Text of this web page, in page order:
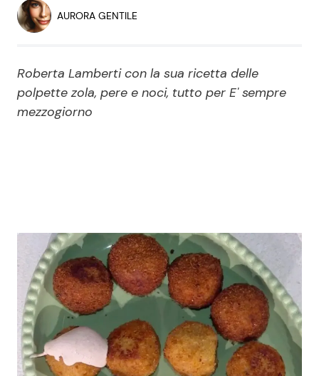
Economia
Persone Scomparse
Politica
Programmi TV
News Cinema
News Musica
News Spettacolo
News dal mondo
Benessere Cucina e Ricette
AURORA GENTILE
Roberta Lamberti con la sua ricetta delle
polpette zola, pere e noci, tutto per E' sempre
mezzogiorno